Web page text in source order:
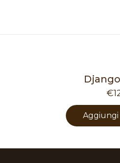
€
Aggiungi